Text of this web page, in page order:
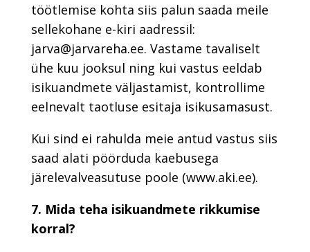
töötlemise kohta siis palun saada meile
sellekohane e-kiri aadressil:
jarva@jarvareha.ee. Vastame tavaliselt
ühe kuu jooksul ning kui vastus eeldab
isikuandmete väljastamist, kontrollime
eelnevalt taotluse esitaja isikusamasust.
Kui sind ei rahulda meie antud vastus siis
saad alati pöörduda kaebusega
järelevalveasutuse poole (www.aki.ee).
7. Mida teha isikuandmete rikkumise
korral?